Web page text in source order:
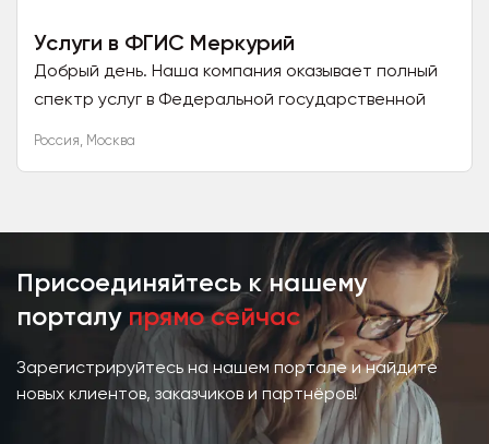
Услуги в ФГИС Меркурий
Добрый день. Наша компания оказывает полный
спектр услуг в Федеральной государственной
Россия, Москва
Присоединяйтесь к нашему
порталу прямо сейчас
Зарегистрируйтесь на нашем портале и найдите
новых клиентов, заказчиков и партнёров!